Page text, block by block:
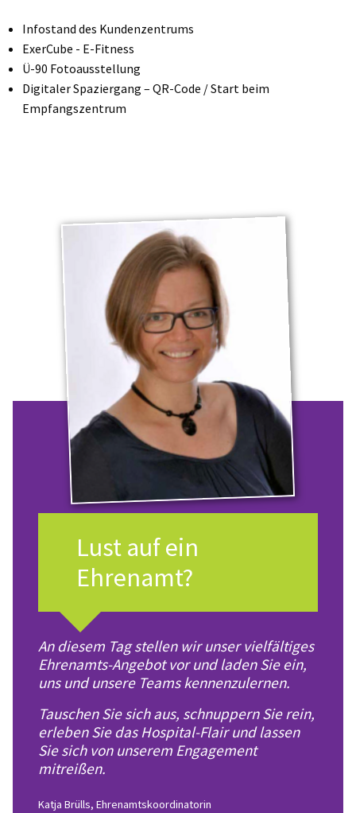
Infostand des Kundenzentrums
ExerCube - E-Fitness
Ü-90 Fotoausstellung
Digitaler Spaziergang – QR-Code / Start beim
Empfangszentrum
Lust auf ein
Ehrenamt?
An diesem Tag stellen wir unser vielfältiges
Ehrenamts-Angebot vor und laden Sie ein,
uns und unsere Teams kennenzulernen.
Tauschen Sie sich aus, schnuppern Sie rein,
erleben Sie das Hospital-Flair und lassen
Sie sich von unserem Engagement
mitreißen.
Katja Brülls, Ehrenamtskoordinatorin